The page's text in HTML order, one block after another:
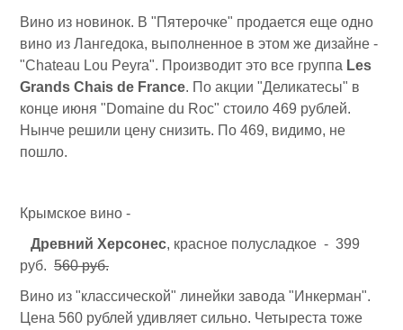
Вино из новинок. В "Пятерочке" продается еще одно
вино из Лангедока, выполненное в этом же дизайне -
"Chateau Lou Peyra". Производит это все группа Les
Grands Chais de France. По акции "Деликатесы" в
конце июня "Domaine du Roc" стоило 469 рублей.
Нынче решили цену снизить. По 469, видимо, не
пошло.
Крымское вино -
Древний Херсонес, красное полусладкое - 399
руб. 560 руб.
Вино из "классической" линейки завода "Инкерман".
Цена 560 рублей удивляет сильно. Четыреста тоже